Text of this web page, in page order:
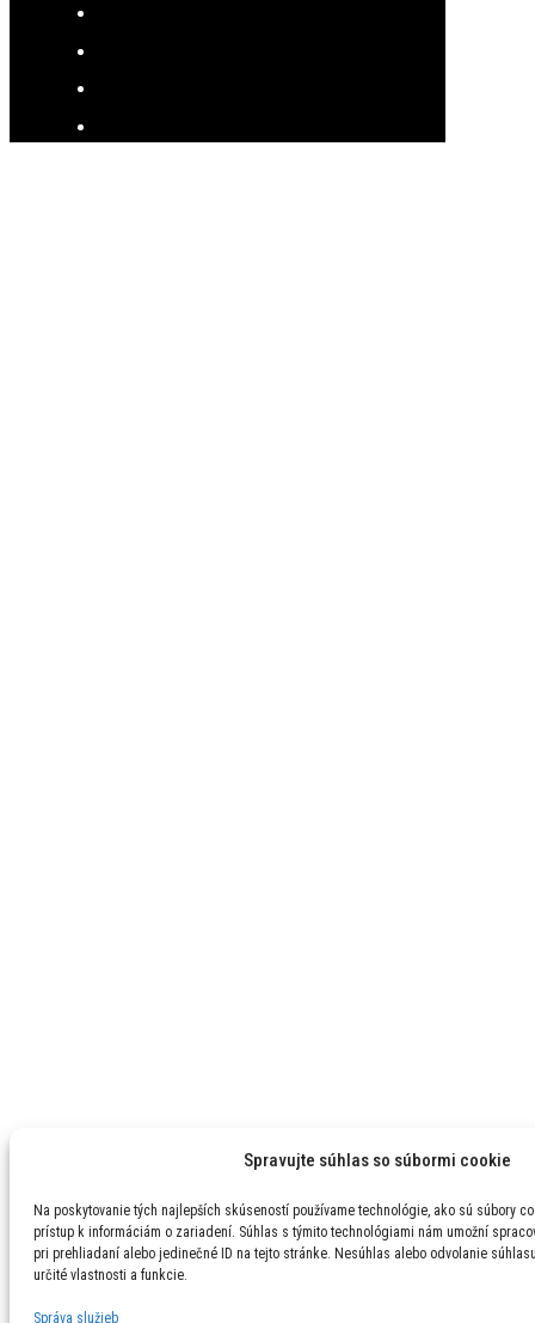
Spravujte súhlas so súbormi cookie
Na poskytovanie tých najlepších skúseností používame technológie, ako sú súbory
prístup k informáciám o zariadení. Súhlas s týmito technológiami nám umožní
pri prehliadaní alebo jedinečné ID na tejto stránke. Nesúhlas alebo odvolanie
určité vlastnosti a funkcie.
Správa služieb